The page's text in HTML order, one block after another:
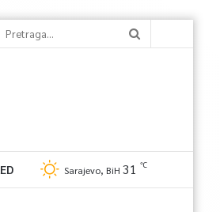
Sarajevo, BiH 31 ℃